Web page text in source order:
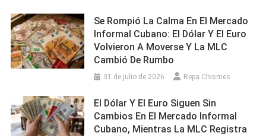
Se Rompió La Calma En El Mercado
Informal Cubano: El Dólar Y El Euro
Volvieron A Moverse Y La MLC
Cambió De Rumbo
31 de julio de 2026 Repa Chismes
El Dólar Y El Euro Siguen Sin
Cambios En El Mercado Informal
Cubano, Mientras La MLC Registra